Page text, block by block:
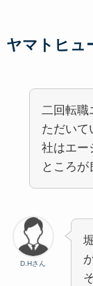
ヤマトヒュ
二回転職
ただいて
社はエー
ところが
D.Hさん